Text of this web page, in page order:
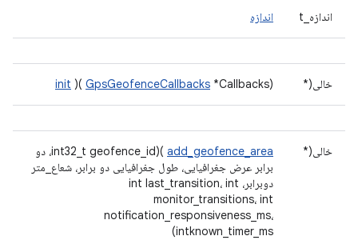
اندازه_t اندازه
خالی(* init )( GpsGeofenceCallbacks *Callbacks)
خالی(* add_geofence_area
)(int32_t geofence_id، دو
برابر عرض جغرافیایی، طول جغرافیایی دو برابر، شعاع_متر
دوبرابر، int last_transition، int
monitor_transitions، int
notification_responsiveness_ms،
intknown_timer_ms)